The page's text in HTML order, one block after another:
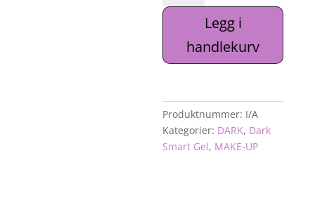
Gel
antall
Legg i
handlekurv
Produktnummer: I/A
Kategorier: DARK, Dark
Smart Gel, MAKE-UP